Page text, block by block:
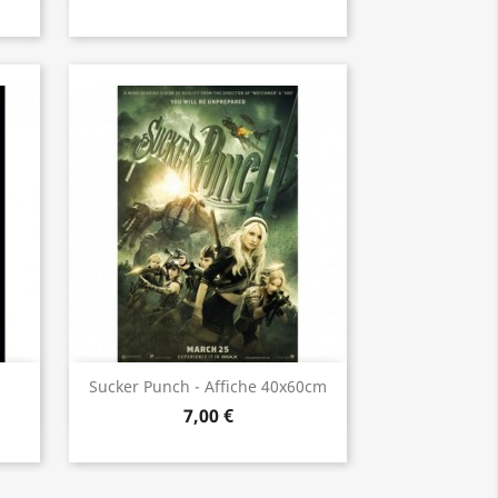
Sucker Punch - Affiche 40x60cm
7,00 €
Aperçu rapide